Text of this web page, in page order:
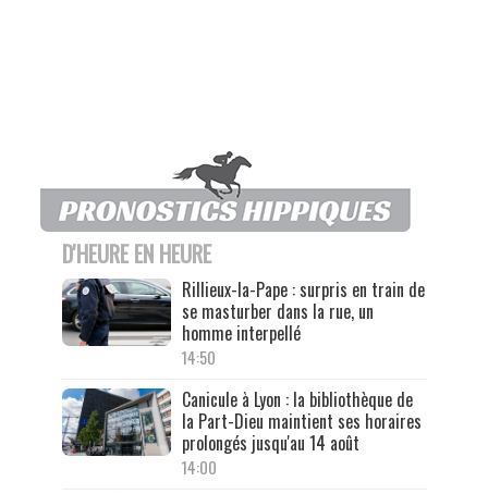
D'HEURE EN HEURE
Rillieux-la-Pape : surpris en train de
se masturber dans la rue, un
homme interpellé
14:50
Canicule à Lyon : la bibliothèque de
la Part-Dieu maintient ses horaires
prolongés jusqu'au 14 août
14:00